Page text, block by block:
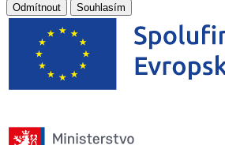
Odmítnout Souhlasím